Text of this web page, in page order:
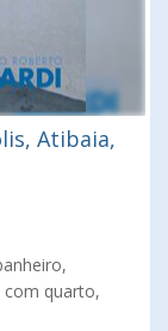
Atibaia,
com quarto,